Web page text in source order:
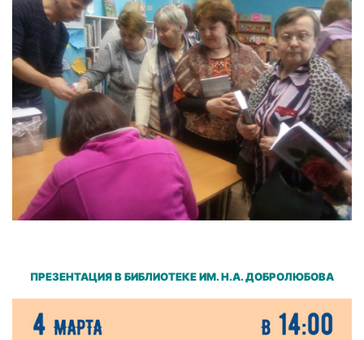
ПРЕЗЕНТАЦИЯ В БИБЛИОТЕКЕ ИМ. Н.А. ДОБРОЛЮБОВА